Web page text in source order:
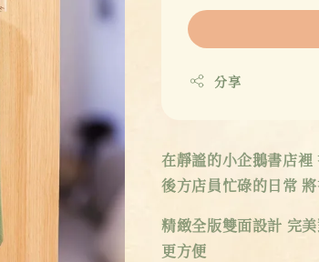
分享
在靜謐的小企鵝書店
後方店員忙碌的日常
精緻全版雙面設計 完
更方便